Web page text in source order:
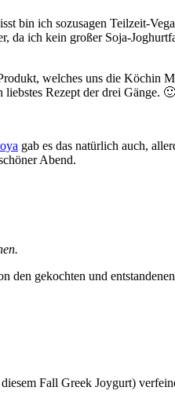
bin ich sozusagen Teilzeit-
ich kein großer Soja-
welches uns die Köchin
liebstes Rezept der drei Gänge. 🙂
gab es das natürlich auch,
Abend.
den gekochten und
Fall Greek Joygurt)